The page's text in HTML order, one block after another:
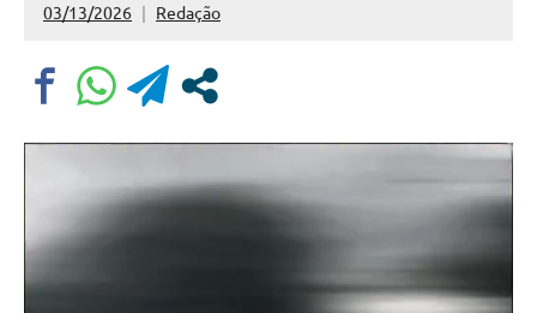
03/13/2026 Redação
Nenhum